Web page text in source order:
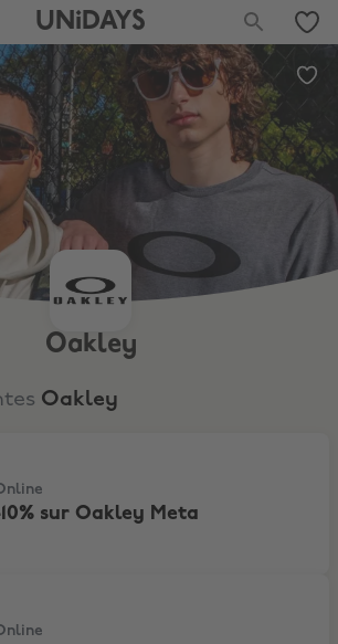
UNiDAYS
Oakley
Oakley
sur Oakley Meta